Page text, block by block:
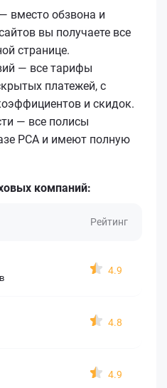
вместо обзвона и
вы получаете все
странице.
— все тарифы
платежей, с
и скидок.
— все полисы
РСА и имеют полную
компаний:
Рейтинг
4.9
4.8
4.9